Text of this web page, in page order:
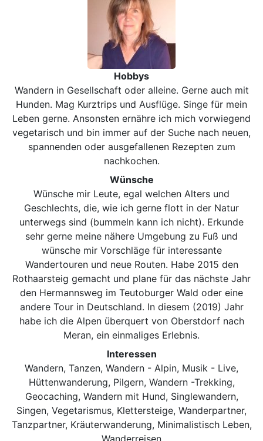
Hobbys
Wandern in Gesellschaft oder alleine. Gerne auch mit
Hunden. Mag Kurztrips und Ausflüge. Singe für mein
Leben gerne. Ansonsten ernähre ich mich vorwiegend
vegetarisch und bin immer auf der Suche nach neuen,
spannenden oder ausgefallenen Rezepten zum
nachkochen.
Wünsche
Wünsche mir Leute, egal welchen Alters und
Geschlechts, die, wie ich gerne flott in der Natur
unterwegs sind (bummeln kann ich nicht). Erkunde
sehr gerne meine nähere Umgebung zu Fuß und
wünsche mir Vorschläge für interessante
Wandertouren und neue Routen. Habe 2015 den
Rothaarsteig gemacht und plane für das nächste Jahr
den Hermannsweg im Teutoburger Wald oder eine
andere Tour in Deutschland. In diesem (2019) Jahr
habe ich die Alpen überquert von Oberstdorf nach
Meran, ein einmaliges Erlebnis.
Interessen
Wandern, Tanzen, Wandern - Alpin, Musik - Live,
Hüttenwanderung, Pilgern, Wandern -Trekking,
Geocaching, Wandern mit Hund, Singlewandern,
Singen, Vegetarismus, Klettersteige, Wanderpartner,
Tanzpartner, Kräuterwanderung, Minimalistisch Leben,
Wanderreisen